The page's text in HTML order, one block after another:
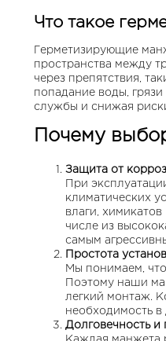
Что такое
Герметизирующие
пространства между
через препятствия,
попадание воды,
службы и снижая
Почему
Защита от
При
климатических
влаги,
числе из
самым
Простота
Мы понимаем,
Поэтому наши
легкий монтаж.
необходимость
Долговечность и